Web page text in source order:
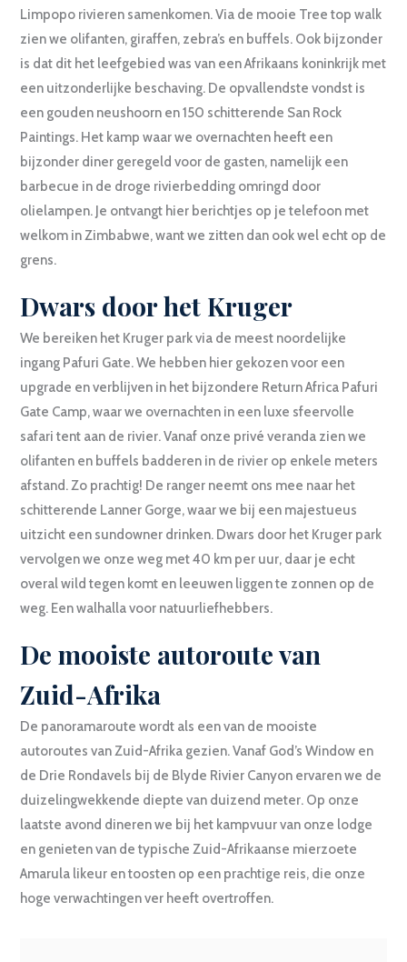
Limpopo rivieren samenkomen. Via de mooie Tree top walk
zien we olifanten, giraffen, zebra’s en buffels. Ook bijzonder
is dat dit het leefgebied was van een Afrikaans koninkrijk met
een uitzonderlijke beschaving. De opvallendste vondst is
een gouden neushoorn en 150 schitterende San Rock
Paintings. Het kamp waar we overnachten heeft een
bijzonder diner geregeld voor de gasten, namelijk een
barbecue in de droge rivierbedding omringd door
olielampen. Je ontvangt hier berichtjes op je telefoon met
welkom in Zimbabwe, want we zitten dan ook wel echt op de
grens.
Dwars door het Kruger
We bereiken het Kruger park via de meest noordelijke
ingang Pafuri Gate. We hebben hier gekozen voor een
upgrade en verblijven in het bijzondere Return Africa Pafuri
Gate Camp, waar we overnachten in een luxe sfeervolle
safari tent aan de rivier. Vanaf onze privé veranda zien we
olifanten en buffels badderen in de rivier op enkele meters
afstand. Zo prachtig! De ranger neemt ons mee naar het
schitterende Lanner Gorge, waar we bij een majestueus
uitzicht een sundowner drinken. Dwars door het Kruger park
vervolgen we onze weg met 40 km per uur, daar je echt
overal wild tegen komt en leeuwen liggen te zonnen op de
weg. Een walhalla voor natuurliefhebbers.
De mooiste autoroute van
Zuid-Afrika
De panoramaroute wordt als een van de mooiste
autoroutes van Zuid-Afrika gezien. Vanaf God’s Window en
de Drie Rondavels bij de Blyde Rivier Canyon ervaren we de
duizelingwekkende diepte van duizend meter. Op onze
laatste avond dineren we bij het kampvuur van onze lodge
en genieten van de typische Zuid-Afrikaanse mierzoete
Amarula likeur en toosten op een prachtige reis, die onze
hoge verwachtingen ver heeft overtroffen.